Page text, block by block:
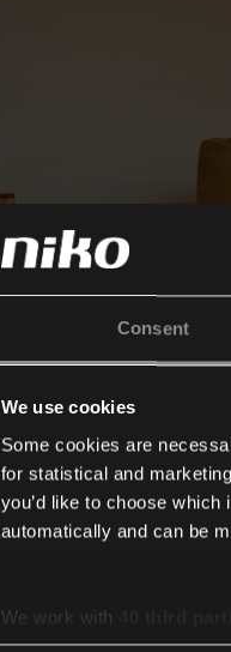
Consent
We use cookies
Some cookies are
for statistical and
you’d like to choose
automatically and can be
We work with